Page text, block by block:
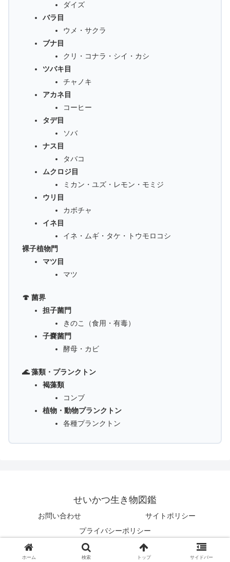
ダイズ
バラ目
ウメ・サクラ
ブナ目
クリ・コナラ・シイ・カシ
ツバキ目
チャノキ
アカネ目
コーヒー
タデ目
ソバ
ナス目
タバコ
ムクロジ目
ミカン・ユズ・レモン・モミジ
ウリ目
カボチャ
イネ目
イネ・ムギ・タケ・トウモロコシ
裸子植物門
マツ目
マツ
🍄 菌界
担子菌門
きのこ（食用・有毒）
子嚢菌門
酵母・カビ
🌊 藻類・プランクトン
褐藻類
コンブ
植物・動物プランクトン
各種プランクトン
せいかつ生き物図鑑
お問い合わせ
サイトポリシー
プライバシーポリシー
© 2025 せいかつ生き物図鑑.
ホーム 検索 トップ サイドバー